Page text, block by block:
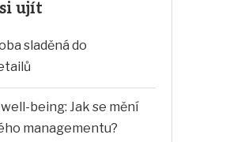
ujít
sladěná do
being: Jak se mění
managementu?